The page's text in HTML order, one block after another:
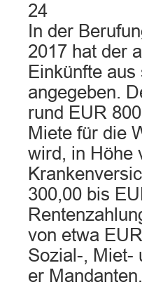
24
In der
2017 hat der
Einkünfte
angegeben.
rund EUR
Miete für die
wird, in Höhe
300,00 bis
von etwa
Sozial-, Miet-
er